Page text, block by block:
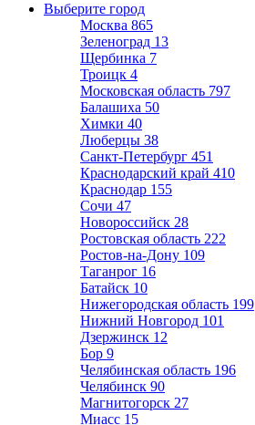
Выберите город
Москва 865
Зеленоград 13
Щербинка 7
Троицк 4
Московская область 797
Балашиха 50
Химки 40
Люберцы 38
Санкт-Петербург 451
Краснодарский край 410
Краснодар 155
Сочи 47
Новороссийск 28
Ростовская область 222
Ростов-на-Дону 109
Таганрог 16
Батайск 10
Нижегородская область 199
Нижний Новгород 101
Дзержинск 12
Бор 9
Челябинская область 196
Челябинск 90
Магнитогорск 27
Миасс 15